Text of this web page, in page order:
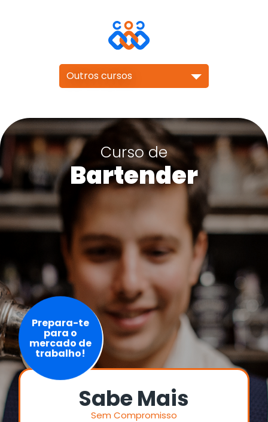
Outros cursos
Curso de
Bartender
Prepara-te
para o
mercado de
trabalho!
Sabe Mais
Sem Compromisso